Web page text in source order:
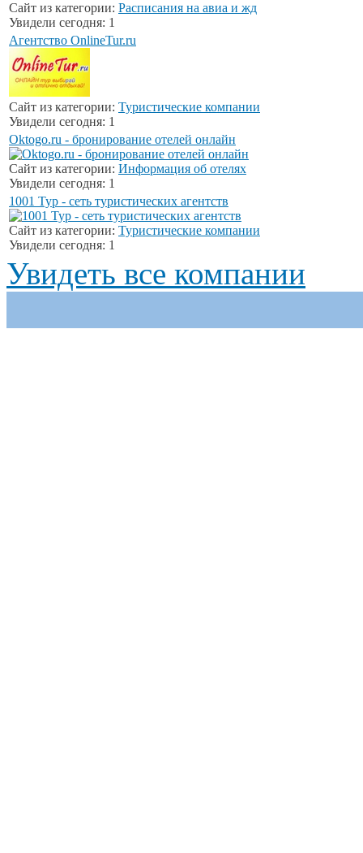
Сайт из категории: Расписания на авиа и жд
Увидели сегодня: 1
Агентство OnlineTur.ru
Сайт из категории: Туристические компании
Увидели сегодня: 1
Oktogo.ru - бронирование отелей онлайн
Сайт из категории: Информация об отелях
Увидели сегодня: 1
1001 Тур - сеть туристических агентств
Сайт из категории: Туристические компании
Увидели сегодня: 1
Увидеть все компании